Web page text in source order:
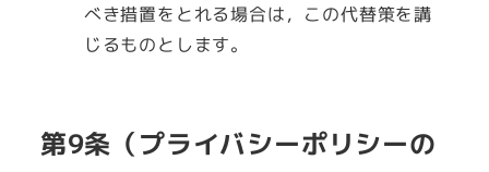
べき措置をとれる場合は，この代替策を講
じるものとします。
第9条（プライバシーポリシーの